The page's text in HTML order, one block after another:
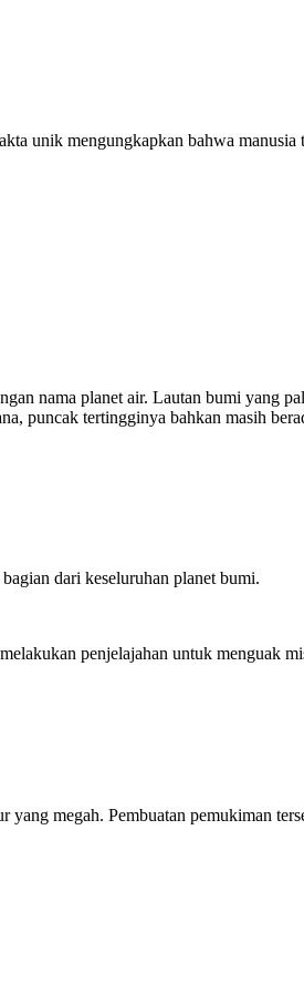
unik mengungkapkan bahwa
nama planet air. Lautan bumi yang
puncak tertingginya bahkan masih
dari keseluruhan planet bumi.
penjelajahan untuk menguak
megah. Pembuatan pemukiman